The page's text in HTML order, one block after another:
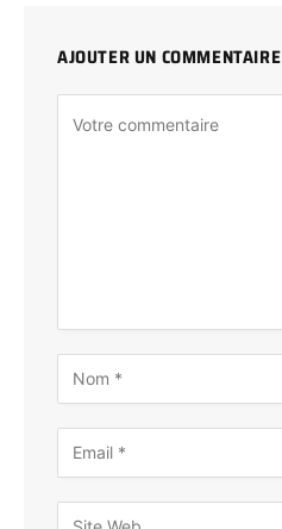
AJOUTER UN COMMENTAIRE